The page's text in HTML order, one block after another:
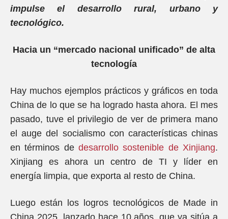
impulse el desarrollo rural, urbano y
tecnológico.
Hacia un “mercado nacional unificado” de alta
tecnología
Hay muchos ejemplos prácticos y gráficos en toda
China de lo que se ha logrado hasta ahora. El mes
pasado, tuve el privilegio de ver de primera mano
el auge del socialismo con características chinas
en términos de desarrollo sostenible de Xinjiang.
Xinjiang es ahora un centro de TI y líder en
energía limpia, que exporta al resto de China.
Luego están los logros tecnológicos de Made in
China 2025, lanzado hace 10 años, que ya sitúa a